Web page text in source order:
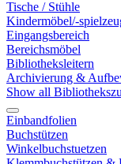
Tische / Stühle
Kindermöbel/-
Eingangsbereich
Bereichsmöbel
Bibliotheksleitern
Archivierung &
Show all
Einbandfolien
Buchstützen
Winkelbuchstuetzen